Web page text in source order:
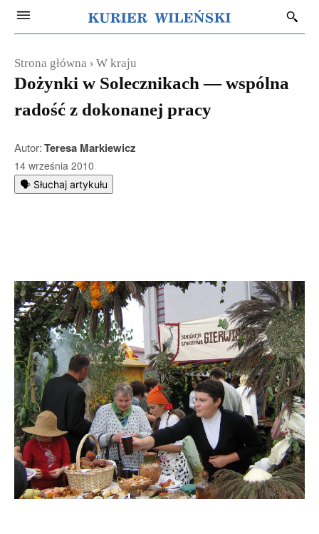
Strona główna W kraju
Dożynki w Solecznikach — wspólna
radość z dokonanej pracy
Autor:Teresa Markiewicz
14 września 2010
🗣️ Słuchaj artykułu